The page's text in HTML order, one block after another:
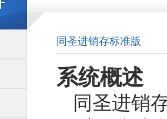
同圣进销存标准版
系统概述
同圣进销